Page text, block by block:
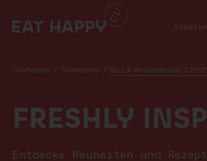
MAIN
Startseite / Standorte / BILLA Im Sandhübel 3
FRESHLY
Entdecke Neuheiten und